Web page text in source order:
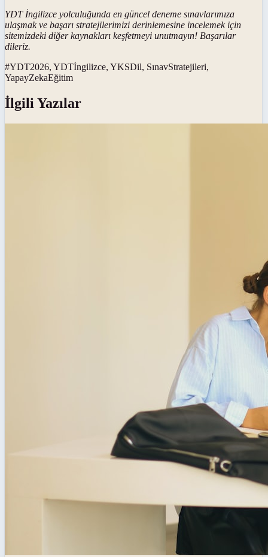
YDT İngilizce yolculuğunda en güncel deneme sınavlarımıza
ulaşmak ve başarı stratejilerimizi derinlemesine incelemek için
sitemizdeki diğer kaynakları keşfetmeyi unutmayın! Başarılar
dileriz.
#YDT2026, YDTİngilizce, YKSDil, SınavStratejileri,
YapayZekaEğitim
İlgili Yazılar